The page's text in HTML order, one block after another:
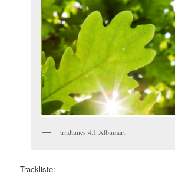
trndtunes 4.1 Albumart
Trackliste: